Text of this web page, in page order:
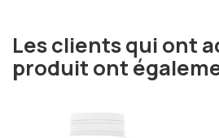
Les clients qui ont
produit ont